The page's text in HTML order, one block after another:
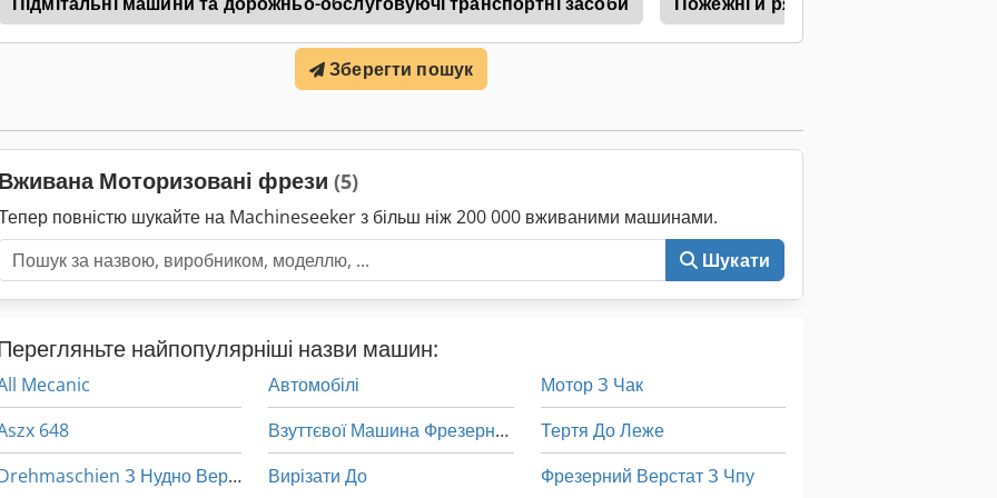
Зберегти пошук
Вживана Моторизовані фрези (5)
повністю шукайте на Machineseeker з більш ніж 200 000 вживаними машинами.
Шукати
найпопулярніші назви машин:
Mecanic
648
Drehmaschien З Нудно Верстат Фрезерний Multi Функція Машина
Автомобілі
Взуттєвої Машина Фрезерних Та Шліфувальних Верстатів
Вирізати До
Мотор З Чак
Тертя До Леже
Фрезерний Верстат З Чпу